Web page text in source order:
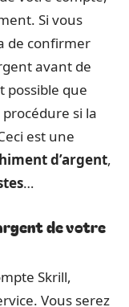
Si vous
de confirmer
avant de
possible que
si la
est une
d’argent,
…
de votre
Skrill,
Vous serez